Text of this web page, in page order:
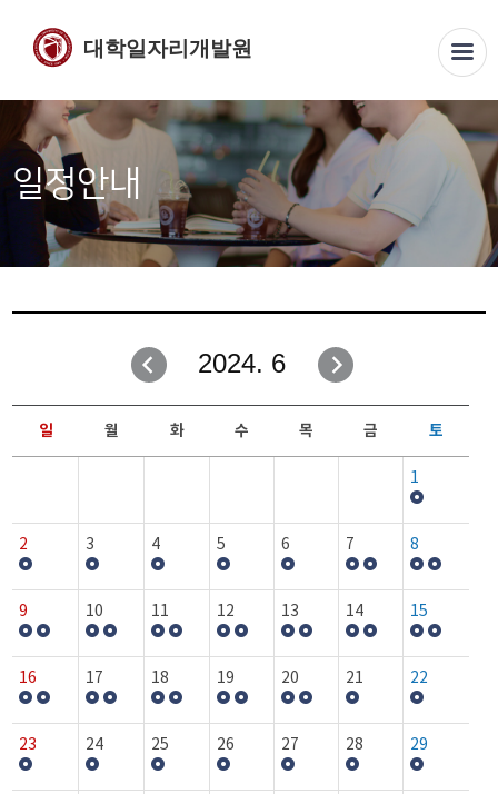
대학일자리개발원
일정안내
2024. 6
일 월 화 수 목 금 토
1
2 3 4 5 6 7 8
9 10 11 12 13 14 15
16 17 18 19 20 21 22
23 24 25 26 27 28 29